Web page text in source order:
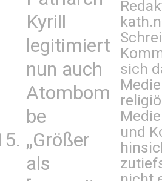
Kyrill
legitimiert
nun auch
Atombom
be
„Größer
als
sich
und